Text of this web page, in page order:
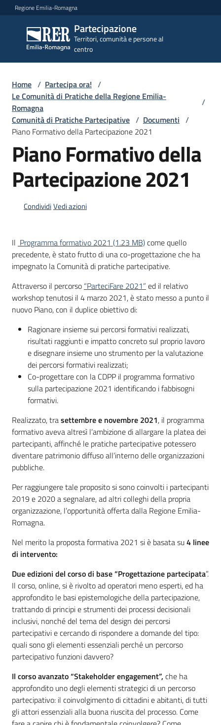
Vai al contenuto
Vai alla navigazione
Vai al footer
Regione Emilia-Romagna
Partecipazione
Territori, comunità e persone al
centro
Partecipazione
Territori, comunità e
persone al centro
Argomenti
Novità
Servizi
Atti
Piani
Programmi
Progetti
Partecipa
Menu selezionato
Seguici
Home / Partecipa ora! /
Le Comunità di Pratiche della Regione Emilia-
Romagna
/
Comunità di Pratiche Partecipative / Documenti /
Piano Formativo della Partecipazione 2021
Piano Formativo della
Partecipazione 2021
CondividiVedi azioni
Il Programma formativo 2021 (1.23 MB)come quello
precedente, è stato frutto di una co-progettazione che ha
impegnato la Comunità di pratiche partecipative.
Attraverso il percorso “ParteciFare 2021” ed il relativo
workshop tenutosi il 4 marzo 2021, è stato messo a punto il
nuovo Piano, con il duplice obiettivo di:
Ragionare insieme sui percorsi formativi realizzati,
risultati raggiunti e impatto concreto sul proprio lavoro
e disegnare insieme uno strumento per la valutazione
dei percorsi formativi realizzati;
Co-progettare con la CDPP il programma formativo
sulla partecipazione 2021 identificando i fabbisogni
formativi.
Realizzato, trasettembre e novembre 2021, il programma
formativo aveva altresì l’ambizione di allargare la platea dei
partecipanti, affinché le pratiche partecipative potessero
diventare patrimonio diffuso all’interno delle organizzazioni
pubbliche.
Per raggiungere tale proposito si sono coinvolti i partecipanti
2019 e 2020 a segnalare, ad altri colleghi della propria
organizzazione, l’opportunità offerta dalla Regione Emilia-
Romagna.
Nel merito la proposta formativa 2021 si è basata su4 linee
di intervento:
Due edizioni del corso di base “Progettazione partecipata”.
Il corso, online, si è rivolto ad operatori meno esperti, ed ha
approfondito le basi epistemologiche della partecipazione,
trattando di principi e strumenti dei processi decisionali
inclusivi, nonché del tema del design dei percorsi
partecipativi e cercando di rispondere a domande del tipo:
quali sono gli elementi essenziali perché un percorso
partecipativo funzioni davvero?
Il corso avanzato “Stakeholder engagement”, che ha
approfondito uno degli elementi strategici di un percorso
partecipativo: il coinvolgimento di cittadini e abitanti, di tutti
gli attori essenziali alla buona riuscita del processo. Come